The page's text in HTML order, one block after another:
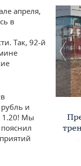
апреля,
в
Так, 92-й
и
1.20! Мы